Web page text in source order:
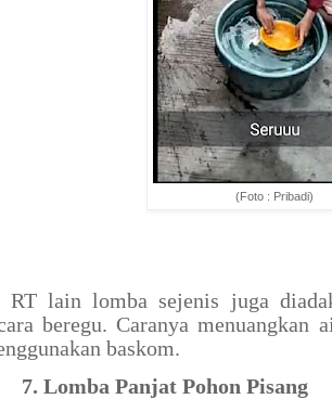
(Foto : Pribadi)
RT lain lomba sejenis juga
beregu. Caranya menuangkan
baskom.
7. Lomba Panjat Pohon Pisang